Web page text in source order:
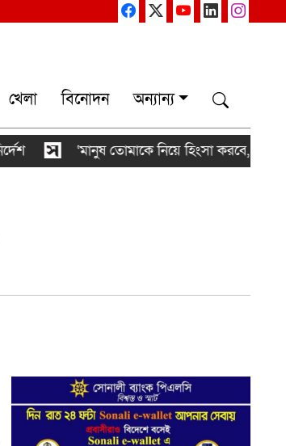
খেলা বিনোদন অন্যান্য
‘মানুষ তোমাকে নিয়ে হিংসা করবে, এটাই